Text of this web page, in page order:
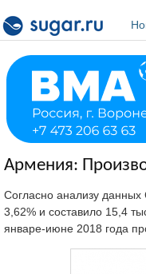
Армения:
Согласно анализу
3,62% и составило 15,4
январе-июне 2018 года